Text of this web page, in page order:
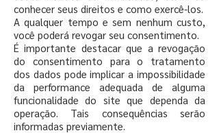
conhecer seus direitos e como exercê-los.
A qualquer tempo e sem nenhum custo,
você poderá revogar seu consentimento.
É importante destacar que a revogação
do consentimento para o tratamento
dos dados pode implicar a impossibilidade
da performance adequada de alguma
funcionalidade do site que dependa da
operação. Tais consequências serão
informadas previamente.